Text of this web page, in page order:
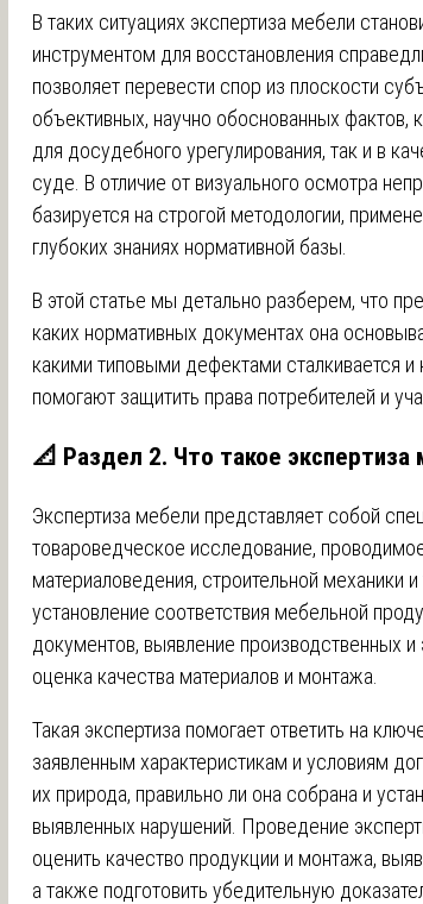
В таких ситуациях экспертиза мебели
инструментом для восстановления
позволяет перевести спор из плоскости
объективных, научно обоснованных фактов,
для досудебного урегулирования, так и в
суде. В отличие от визуального осмотра
базируется на строгой методологии,
глубоких знаниях нормативной базы.
В этой статье мы детально разберем, что
каких нормативных документах она
какими типовыми дефектами сталкивается
помогают защитить права потребителей и
📐 Раздел 2. Что такое
Экспертиза мебели представляет собой
товароведческое исследование,
материаловедения, строительной механики
установление соответствия мебельной
документов, выявление производственных
оценка качества материалов и монтажа.
Такая экспертиза помогает ответить на
заявленным характеристикам и условиям
их природа, правильно ли она собрана и
выявленных нарушений. Проведение
оценить качество продукции и монтажа,
а также подготовить убедительную